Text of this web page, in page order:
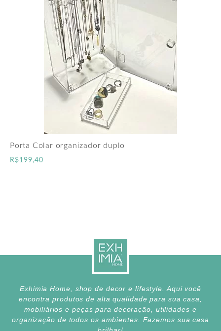
Porta Colar organizador duplo
R$199,40
Exhimia Home, shop de decor e lifestyle. Aqui você
encontra produtos de alta qualidade para sua casa,
mobiliários e peças para decoração, utilidades e
organização de todos os ambientes. Fazemos sua casa